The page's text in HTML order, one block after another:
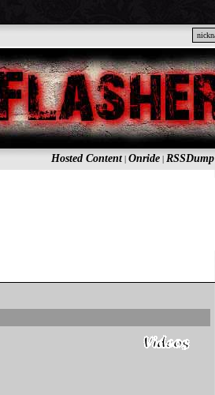
Hosted Content| Onride| RSSDump